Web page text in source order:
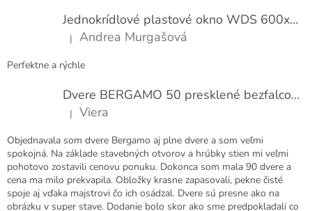
Jednokrídlové plastové okno WDS 600x1000
Hodnotenie produktu je 5 z 5 hviezdičiek.
| Andrea Murgašová
Perfektne a rýchle
Dvere BERGAMO 50 presklené bezfalcové EXTRA
Hodnotenie produktu je 5 z 5 hviezdičiek.
| Viera
Objednavala som dvere Bergamo aj plne dvere a som veľmi
spokojná. Na základe stavebných otvorov a hrúbky stien mi veľmi
pohotovo zostavili cenovu ponuku. Dokonca som mala 90 dvere a
cena ma milo prekvapila. Obložky krasne zapasovali, pekne čisté
spoje aj vďaka majstrovi čo ich osádzal. Dvere sú presne ako na
obrázku v super stave. Dodanie bolo skor ako sme predpokladali co